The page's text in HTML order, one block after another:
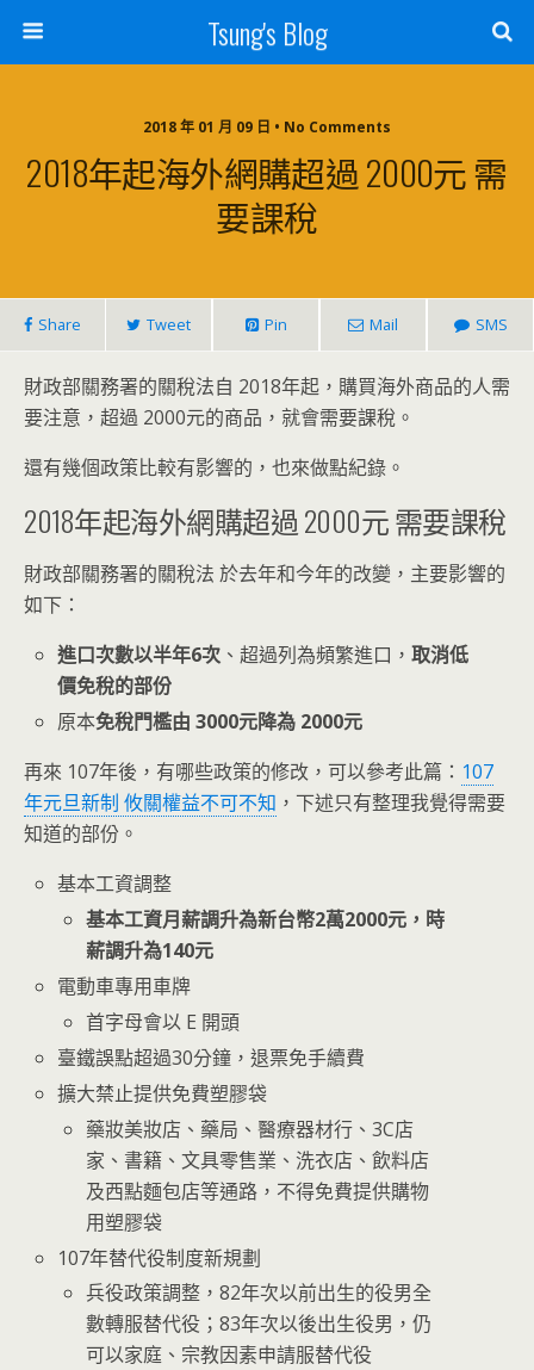
Tsung's Blog
2018 年 01 月 09 日 • No Comments
2018年起海外網購超過 2000元 需
要課稅
Share Tweet Pin Mail SMS
財政部關務署的關稅法自 2018年起，購買海外商品的人需
要注意，超過 2000元的商品，就會需要課稅。
還有幾個政策比較有影響的，也來做點紀錄。
2018年起海外網購超過 2000元 需要課稅
財政部關務署的關稅法 於去年和今年的改變，主要影響的
如下：
進口次數以半年6次 、超過列為頻繁進口，取消低
價免稅的部份
原本免稅門檻由 3000元降為 2000元
再來 107年後，有哪些政策的修改，可以參考此篇： 107
年元旦新制 攸關權益不可不知 ，下述只有整理我覺得需要
知道的部份。
基本工資調整
基本工資月薪調升為新台幣2萬2000元，時
薪調升為140元
電動車專用車牌
首字母會以 E 開頭
臺鐵誤點超過30分鐘，退票免手續費
擴大禁止提供免費塑膠袋
藥妝美妝店、藥局、醫療器材行、3C店
家、書籍、文具零售業、洗衣店、飲料店
及西點麵包店等通路，不得免費提供購物
用塑膠袋
107年替代役制度新規劃
兵役政策調整，82年次以前出生的役男全
數轉服替代役；83年次以後出生役男，仍
可以家庭、宗教因素申請服替代役